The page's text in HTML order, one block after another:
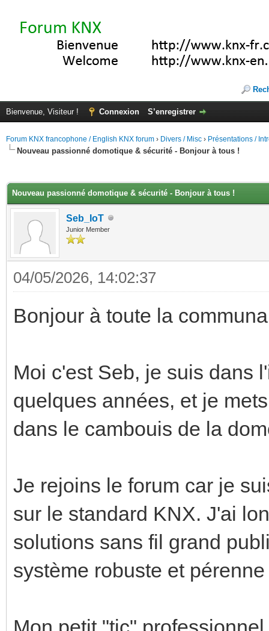
Bienvenue, Visiteur ! Connexion S’enregistrer
Forum KNX francophone / English KNX forum › Divers / Misc › Présentations /
Nouveau passionné domotique & sécurité - Bonjour à tous !
Nouveau passionné domotique & sécurité - Bonjour à tous !
Seb_IoT
Junior Member
04/05/2026, 14:02:37
Bonjour à toute la
Moi c'est Seb, je suis dans
quelques années, et je
dans le cambouis de la
Je rejoins le forum car je
sur le standard KNX. J'ai
solutions sans fil grand
système robuste et